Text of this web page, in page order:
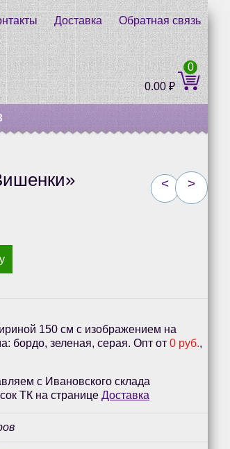
Доставка
Обратная связь
0.00₽
0
< >
150 см с изображением на
бордо, зеленая, серая. Опт от0 руб.,
с Ивановского склада
ТК на страницеДоставка